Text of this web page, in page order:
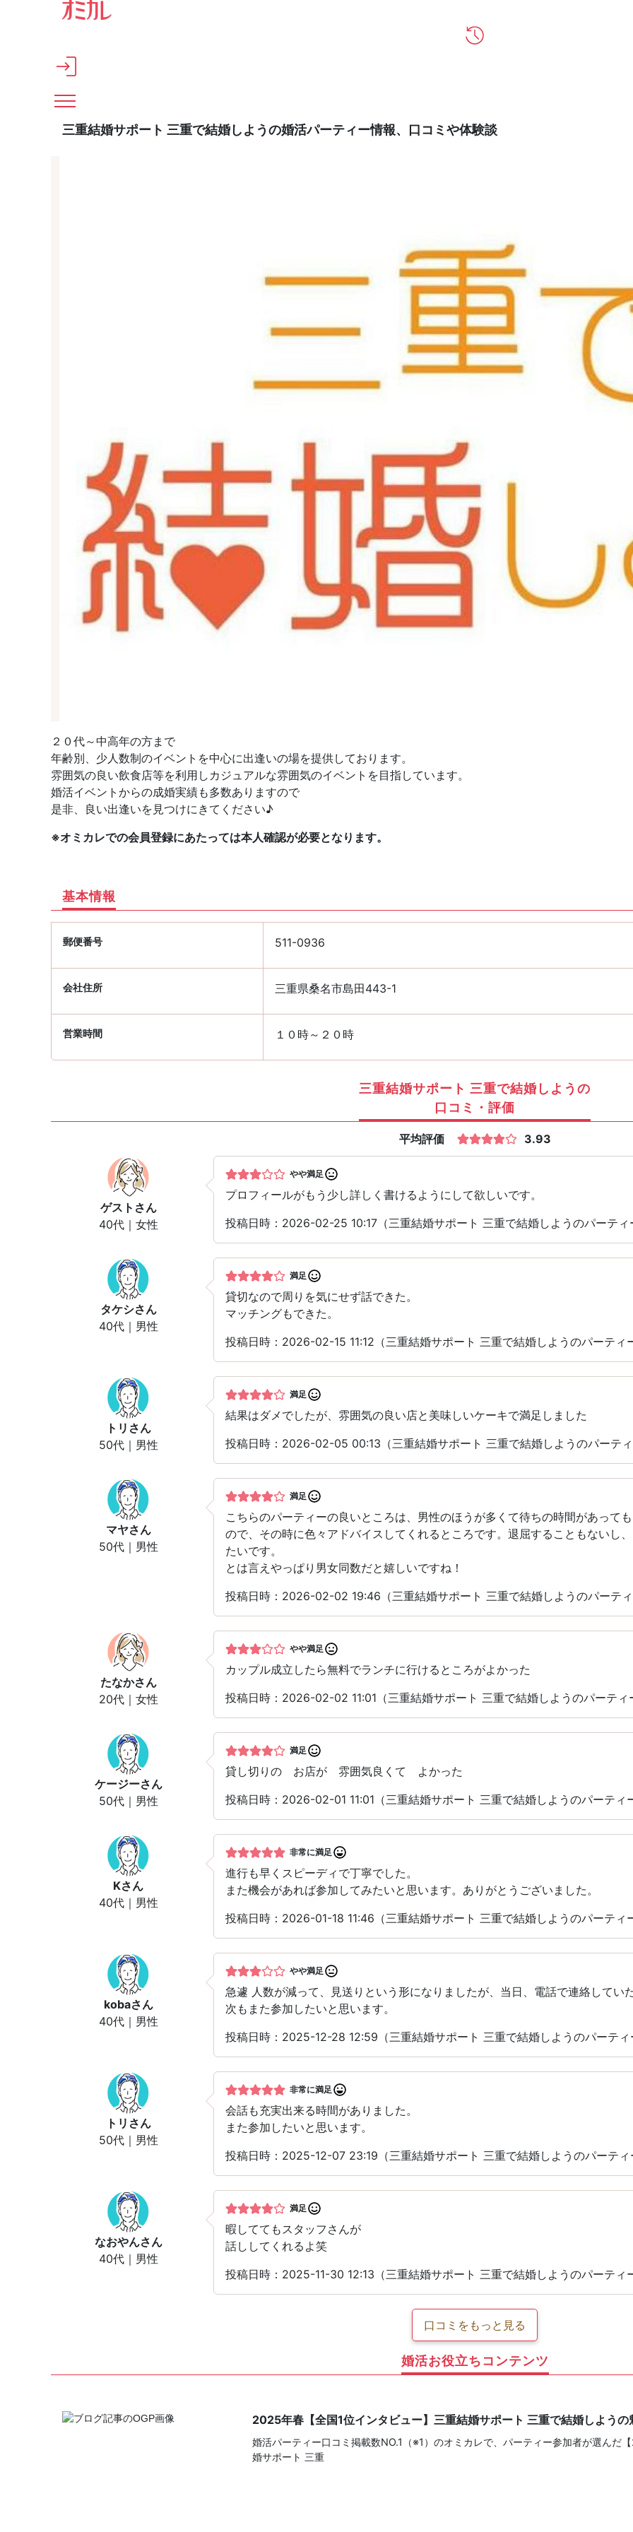
メインコンテンツへスキップ
三重結婚サポート 三重で結婚しようの婚活パーティー情報、口コミや体験談
２０代～中高年の方まで
年齢別、少人数制のイベントを中心に出逢いの場を提供しております。
雰囲気の良い飲食店等を利用しカジュアルな雰囲気のイベントを目指しています。
婚活イベントからの成婚実績も多数ありますので
是非、良い出逢いを見つけにきてください♪
※オミカレでの会員登録にあたっては本人確認が必要となります。
基本情報
郵便番号 511-0936
会社住所 三重県桑名市島田443-1
営業時間 １０時～２０時
三重結婚サポート 三重で結婚しようの
口コミ・評価
平均評価 3.93
ゲスト さん
40代｜女性
やや満足
プロフィールがもう少し詳しく書けるようにして欲しいです。
投稿日時：2026-02-25 10:17（三重結婚サポート 三重で結婚しようのパーティ
タケシさん
40代｜男性
満足
貸切なので周りを気にせず話できた。
マッチングもできた。
投稿日時：2026-02-15 11:12（三重結婚サポート 三重で結婚しようのパーティ
トリ さん
50代｜男性
満足
結果はダメでしたが、雰囲気の良い店と美味しいケーキで満足しました
投稿日時：2026-02-05 00:13（三重結婚サポート 三重で結婚しようのパーティ
マヤさん
50代｜男性
満足
こちらのパーティーの良いところは、男性のほうが多くて待ちの時間があって
ので、その時に色々アドバイスしてくれるところです。退屈することもないし
たいです。
とは言えやっぱり男女同数だと嬉しいですね！
投稿日時：2026-02-02 19:46（三重結婚サポート 三重で結婚しようのパーティ
たなかさん
20代｜女性
やや満足
カップル成立したら無料でランチに行けるところがよかった
投稿日時：2026-02-02 11:01（三重結婚サポート 三重で結婚しようのパーティ
ケージーさん
50代｜男性
満足
貸し切りの お店が 雰囲気良くて よかった
投稿日時：2026-02-01 11:01（三重結婚サポート 三重で結婚しようのパーティ
Kさん
40代｜男性
非常に満足
進行も早くスピーディで丁寧でした。
また機会があれば参加してみたいと思います。ありがとうございました。
投稿日時：2026-01-18 11:46（三重結婚サポート 三重で結婚しようのパーティ
kobaさん
40代｜男性
やや満足
急遽 人数が減って、見送りという形になりましたが、当日、電話で連絡してい
次もまた参加したいと思います。
投稿日時：2025-12-28 12:59（三重結婚サポート 三重で結婚しようのパーティ
トリ さん
50代｜男性
非常に満足
会話も充実出来る時間がありました。
また参加したいと思います。
投稿日時：2025-12-07 23:19（三重結婚サポート 三重で結婚しようのパーティ
なおやんさん
40代｜男性
満足
暇しててもスタッフさんが
話ししてくれるよ笑
投稿日時：2025-11-30 12:13（三重結婚サポート 三重で結婚しようのパーティ
口コミをもっと見る
婚活お役立ちコンテンツ
2025年春【全国1位インタビュー】三重結婚サポート 三重で結婚しようの
婚活パーティー口コミ掲載数NO.1（※1）のオミカレで、パーティー参加者が選ん
婚サポート 三重